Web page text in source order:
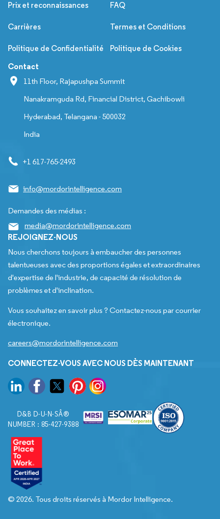
Prix et reconnaissances FAQ
Carrières Termes et Conditions
Politique de Confidentialité Politique de Cookies
Contact
11th Floor, Rajapushpa Summit
Nanakramguda Rd, Financial District, Gachibowli
Hyderabad, Telangana - 500032
India
+1 617-765-2493
info@mordorintelligence.com
Demandes des médias :
media@mordorintelligence.com
REJOIGNEZ-NOUS
Nous cherchons toujours à embaucher des personnes
talentueuses avec des proportions égales et extraordinaires
d'expertise de l'industrie, de capacité de résolution de
problèmes et d'inclination.
Vous souhaitez en savoir plus ? Contactez-nous par courrier
électronique.
careers@mordorintelligence.com
CONNECTEZ-VOUS AVEC NOUS DÈS MAINTENANT
D&B D-U-N-SÂ®
NUMBER : 85-427-9388
© 2026. Tous droits réservés à Mordor Intelligence.